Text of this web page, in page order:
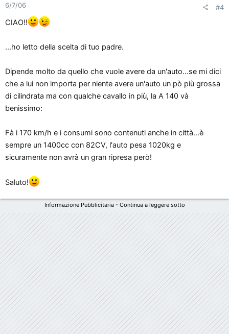
6/7/06 #4
CIAO!!
...ho letto della scelta di tuo padre.
Dipende molto da quello che vuole avere da un'auto...se mi dici
che a lui non importa per niente avere un'auto un pò più grossa
di cilindrata ma con qualche cavallo in più, la A 140 và
benissimo:
Fà i 170 km/h e i consumi sono contenuti anche in città...è
sempre un 1400cc con 82CV, l'auto pesa 1020kg e
sicuramente non avrà un gran ripresa però!
Saluto!
Informazione Pubblicitaria - Continua a leggere sotto